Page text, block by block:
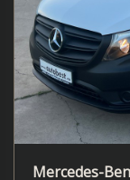
Mercedes-